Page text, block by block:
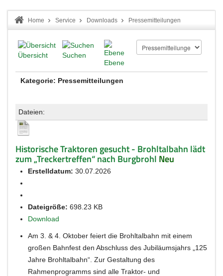
Home Service Downloads Pressemitteilungen
Übersicht
Suchen
Ebene
Kategorie: Pressemitteilungen
Dateien:
Historische Traktoren gesucht - Brohltalbahn lädt
zum „Treckertreffen“ nach Burgbrohl Neu
Erstelldatum: 30.07.2026
Dateigröße: 698.23 KB
Download
Am 3. & 4. Oktober feiert die Brohltalbahn mit einem
großen Bahnfest den Abschluss des Jubiläumsjahrs „125
Jahre Brohltalbahn“. Zur Gestaltung des
Rahmenprogramms sind alle Traktor- und